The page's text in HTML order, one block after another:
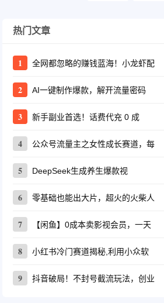
热门文章
1 全网都忽略的赚钱蓝海！小龙虾配
2 AI一键制作爆款，解开流量密码
3 新手副业首选！话费代充 0 成
4 公众号流量主之女性成长赛道，每
5 DeepSeek生成养生爆款视
6 零基础也能出大片，超火的火柴人
7 【闲鱼】0成本卖影视会员，一天
8 小红书冷门赛道揭秘,利用小众软
9 抖音破局！不封号截流玩法，创业